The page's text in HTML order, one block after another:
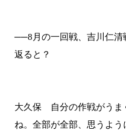
──8月の一回戦、吉川仁清
返ると？
大久保 自分の作戦がうま
ね。全部が全部、思うよ